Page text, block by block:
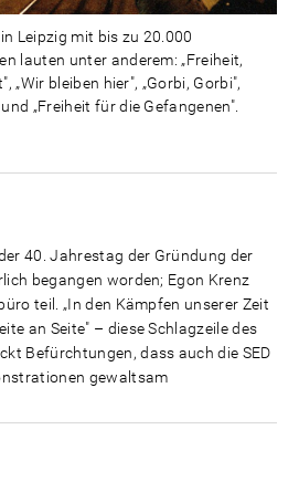
Leipzig mit bis zu 20.000
lauten unter anderem: „Freiheit,
„Wir bleiben hier", „Gorbi, Gorbi",
„Freiheit für die Gefangenen".
40. Jahrestag der Gründung der
begangen worden; Egon Krenz
teil. „In den Kämpfen unserer Zeit
an Seite" – diese Schlagzeile des
Befürchtungen, dass auch die SED
gewaltsam